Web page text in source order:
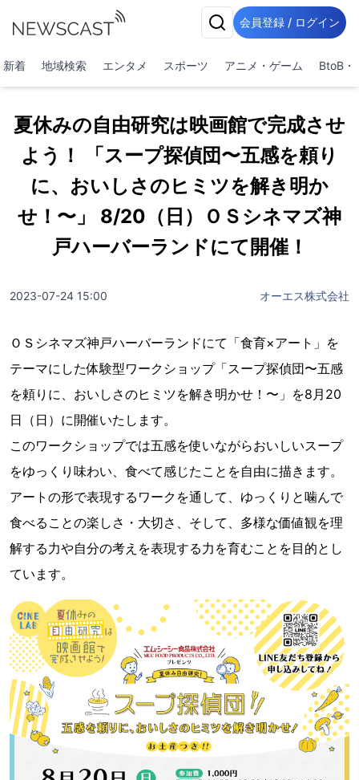
会員登録 / ログイン
新着 地域検索 エンタメ スポーツ アニメ・ゲーム BtoB・
夏休みの自由研究は映画館で完成させ
よう！ 「スープ探偵団〜五感を頼り
に、おいしさのヒミツを解き明か
せ！〜」 8/20（日）ＯＳシネマズ神
戸ハーバーランドにて開催！
2023-07-24 15:00 オーエス株式会社
ＯＳシネマズ神戸ハーバーランドにて「食育×アート」を
テーマにした体験型ワークショップ「スープ探偵団〜五感
を頼りに、おいしさのヒミツを解き明かせ！〜」を8月20
日（日）に開催いたします。
このワークショップでは五感を使いながらおいしいスープ
をゆっくり味わい、食べて感じたことを自由に描きます。
アートの形で表現するワークを通して、ゆっくりと噛んで
食べることの楽しさ・大切さ、そして、多様な価値観を理
解する力や自分の考えを表現する力を育むことを目的とし
ています。